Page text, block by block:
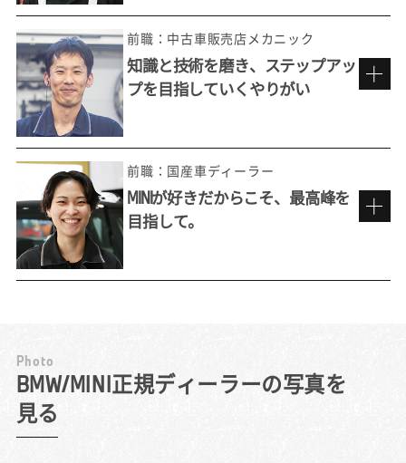
現在のディーラーへの転職は、私にとっては
「再入社」でした。新卒入社後に約7年間テク
ニシャンとして働いたのちに、他社を経験。
それでもやはりBMWでの仕事のおもしろさが
忘れられず、かつての上司に声をかけていた
だいたのを機に元の環境での再スタートを切
りました。
前職の中古車販売店では、メーカーを問わず
様々な車種を扱える良さは感じていたもの
の、故障診断や整備そのものをどこまでも追
求していける楽しさは正規ディーラーならで
は。BMWには専用の診断機（テスター）があ
り、それが車に搭載されたコンピュータと連
れにより、診断方法やトラブルシューティン
グのあり方もどんどん進化し、私たちはいつ
もその最先端で働けるというのはすごいこと
だと思います。
預かったお客様のクルマは1人の担当が隅々ま
で見ます。預かっている以上は『お客様の大
切な想いがこめられている特別な1台』という
ことを忘れずに、傷や汚れなどに細心の注意
を払い整備にあたります。
整備士という仕事をする中で男性に劣る部分
ムーズに仕事を行うのは難しかったです。
だからこそ自分で工具を工夫して使うことで
お客様への品質に差が出ないようにしていま
民間の整備工場でメカニックをしていた前職
断機などの専用ツールや車両の資料がないた
め、結局は正規ディーラーにお客様の車を任
せることになるくやしさを感じていました。
もっと整備業を極めたいと転職を決め、BMW
今でも忘れられない
お客様からの「ありがとう」。
今でも一番やりがいを感じるのが故障探求で
前職：中古車販売店メカニック
知識と技術を磨き、ステップアッ
プを目指していくやりがい
資格制度から生まれる仕事への誇り
前職：国産車ディーラー
MINIが好きだからこそ、最高峰を
目指して。
MINIマイスターを目標に。
Photo
BMW/MINI正規ディーラーの写真を
見る